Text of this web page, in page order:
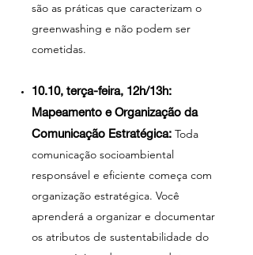
são as práticas que caracterizam o
greenwashing e não podem ser
cometidas.
10.10, terça-feira, 12h/13h:
Mapeamento e Organização da
Comunicação Estratégica: Toda
comunicação socioambiental
responsável e eficiente começa com
organização estratégica. Você
aprenderá a organizar e documentar
os atributos de sustentabilidade do